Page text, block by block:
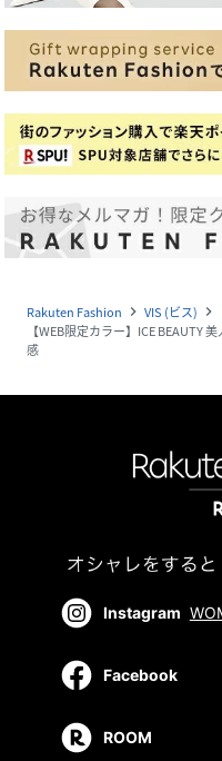
Rakuten Fashion navigate_next VIS (ビス) navigate_next
【WEB限定カラー】ICE BEAUTY
感
Instagram
Facebook
ROOM